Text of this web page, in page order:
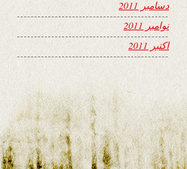
دسامبر 2011
نوامبر 2011
اکتبر 2011